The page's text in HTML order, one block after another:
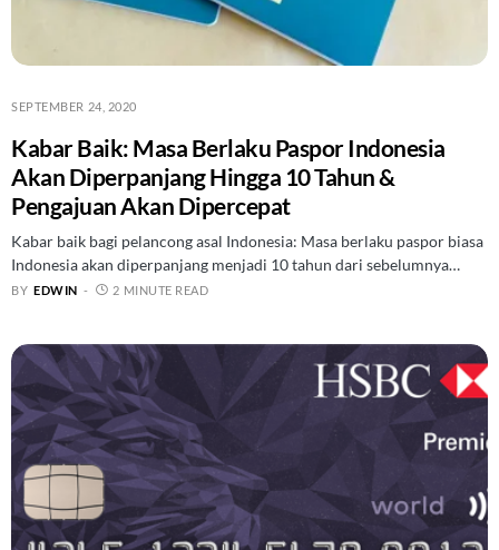
SEPTEMBER 24, 2020
Kabar Baik: Masa Berlaku Paspor Indonesia
Akan Diperpanjang Hingga 10 Tahun &
Pengajuan Akan Dipercepat
Kabar baik bagi pelancong asal Indonesia: Masa berlaku paspor biasa
Indonesia akan diperpanjang menjadi 10 tahun dari sebelumnya…
BY EDWIN 2 MINUTE READ